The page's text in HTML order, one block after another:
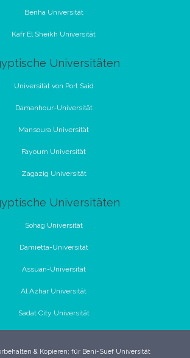
Benha Universität
Kafr El Sheikh Universität
Universitäten
Universität von Port Said
Damanhour-Universität
Mansoura Universität
Fayoum Universität
Zagazig Universität
Universitäten
Sohag Universität
Damietta-Universität
Assuan-Universität
Al Azhar Universität
Sadat City Universität
& Kopieren; für Beni-Suef Universität